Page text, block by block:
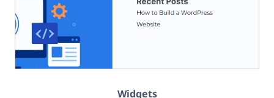
Widgets